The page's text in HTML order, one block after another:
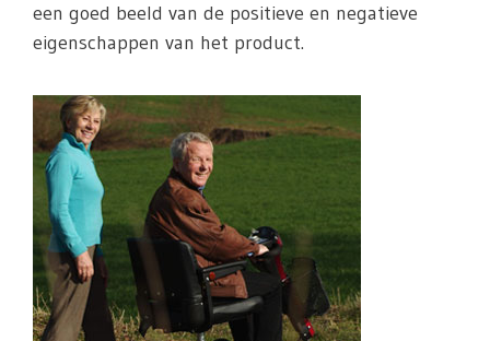
een goed beeld van de positieve en negatieve
eigenschappen van het product.